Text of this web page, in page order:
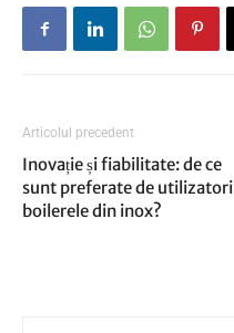
Articolul precedent
Inovație și fiabilitate: de ce
sunt preferate de utilizatori
boilerele din inox?